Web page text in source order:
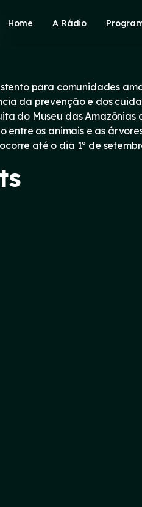
Home A Rádio
para comunidades
da prevenção e dos
do Museu das
os animais e as
até o dia 1º de